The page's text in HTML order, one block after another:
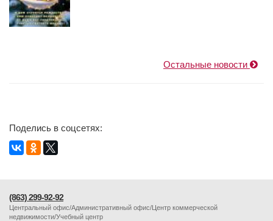
Остальные новости
Поделись в соцсетях:
(863) 299-92-92
Центральный офис/Административный офис/Центр коммерческой
недвижимости/Учебный центр